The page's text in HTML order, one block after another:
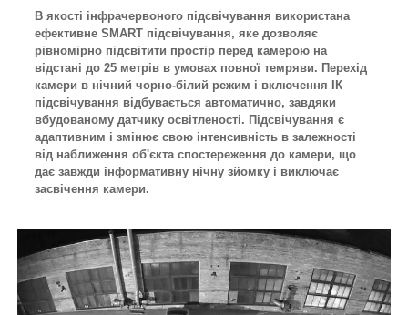
В якості інфрачервоного підсвічування використана
ефективне SMART підсвічування, яке дозволяє
рівномірно підсвітити простір перед камерою на
відстані до 25 метрів в умовах повної темряви. Перехід
камери в нічний чорно-білий режим і включення ІК
підсвічування відбувається автоматично, завдяки
вбудованому датчику освітленості. Підсвічування є
адаптивним і змінює свою інтенсивність в залежності
від наближення об'єкта спостереження до камери, що
дає завжди інформативну нічну зйомку і виключає
засвічення камери.